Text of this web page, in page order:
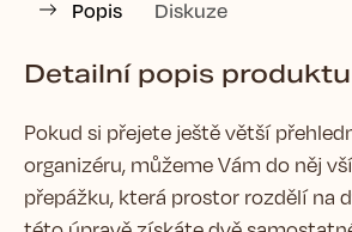
Popis Diskuze
Detailní popis produktu
Pokud si přejete ještě větší
organizéru, můžeme Vám do něj
přepážku, která prostor rozdělí na